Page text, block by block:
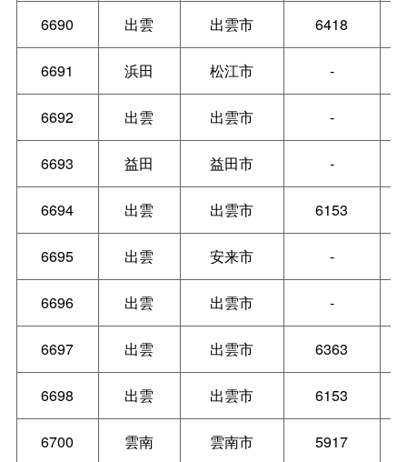
6690 出雲 出雲市 6418
6691 浜田 松江市 -
6692 出雲 出雲市 -
6693 益田 益田市 -
6694 出雲 出雲市 6153
6695 出雲 安来市 -
6696 出雲 出雲市 -
6697 出雲 出雲市 6363
6698 出雲 出雲市 6153
6700 雲南 雲南市 5917